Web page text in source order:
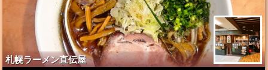
札幌ラーメン直伝屋